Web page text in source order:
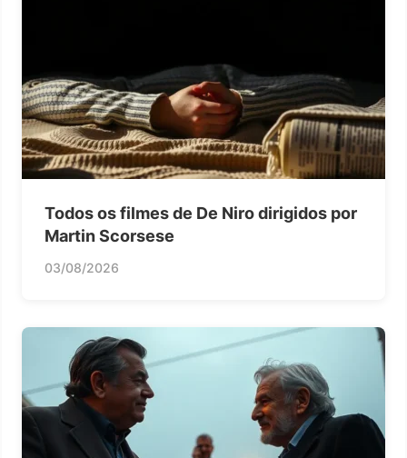
Todos os filmes de De Niro dirigidos por
Martin Scorsese
03/08/2026